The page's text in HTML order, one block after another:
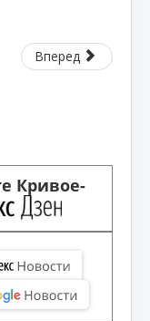
Вперед
Кривое-